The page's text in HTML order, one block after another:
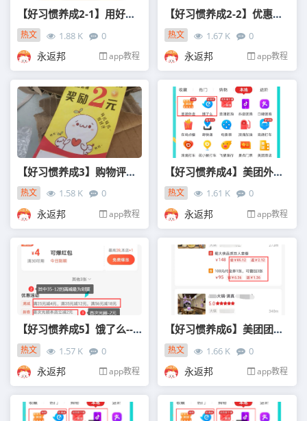
【好习惯养成2-1】用好满减，学会退款省15%！
热文 1.88 K
0
01-28
永返邦 app教程
【好习惯养成2-2】优惠券才是省钱主力，如何获得专属大额优惠券！
热文 1.67 K
0
01-27
永返邦 app教程
【好习惯养成3】购物评价的极限省钱方法！
热文 1.58 K
0
01-27
永返邦 app教程
【好习惯养成4】美团外卖领券，26-8,45-15高额神券！
热文 1.61 K
0
01-26
永返邦 app教程
【好习惯养成5】饿了么--您需要学会凑单！
热文 1.57 K
0
01-23
永返邦 app教程
【好习惯养成6】美团团购折上折！
热文 1.66 K
0
01-21
永返邦 app教程